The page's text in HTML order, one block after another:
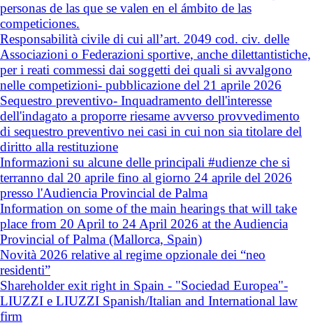
personas de las que se valen en el ámbito de las
competiciones.
Responsabilità civile di cui all’art. 2049 cod. civ. delle
Associazioni o Federazioni sportive, anche dilettantistiche,
per i reati commessi dai soggetti dei quali si avvalgono
nelle competizioni- pubblicazione del 21 aprile 2026
Sequestro preventivo- Inquadramento dell'interesse
dell'indagato a proporre riesame avverso provvedimento
di sequestro preventivo nei casi in cui non sia titolare del
diritto alla restituzione
Informazioni su alcune delle principali #udienze che si
terranno dal 20 aprile fino al giorno 24 aprile del 2026
presso l'Audiencia Provincial de Palma
Information on some of the main hearings that will take
place from 20 April to 24 April 2026 at the Audiencia
Provincial of Palma (Mallorca, Spain)
Novità 2026 relative al regime opzionale dei “neo
residenti”
Shareholder exit right in Spain - "Sociedad Europea"-
LIUZZI e LIUZZI Spanish/Italian and International law
firm